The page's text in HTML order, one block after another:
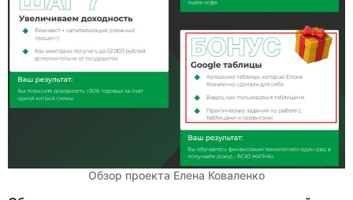
Обзор проекта Елена Коваленко